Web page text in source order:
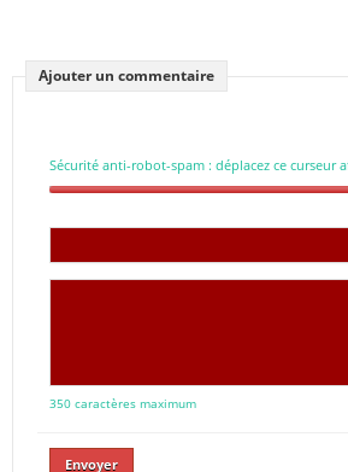
Ajouter un commentaire
Sécurité anti-robot-spam : déplacez ce
350 caractères maximum
Envoyer